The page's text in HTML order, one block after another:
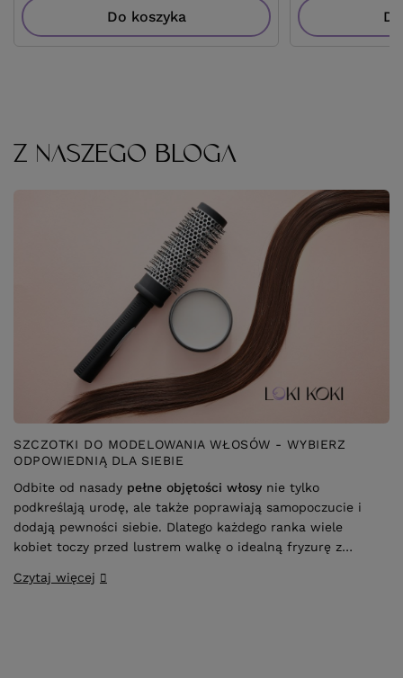
Do koszyka
Z NASZEGO BLOGA
SZCZOTKI DO MODELOWANIA WŁOSÓW - WYBIERZ
ODPOWIEDNIĄ DLA SIEBIE
Odbite od nasady pełne objętości włosy nie tylko
podkreślają urodę, ale także poprawiają samopoczucie i
dodają pewności siebie. Dlatego każdego ranka wiele
kobiet toczy przed lustrem walkę o idealną fryzurę z
mogą stać się prostsze przy użyciu odpowiednio dobranej
Czytaj więcej